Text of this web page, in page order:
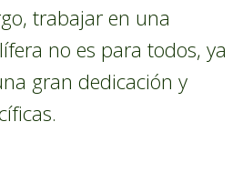
trabajar en una
no es para todos, ya
gran dedicación y